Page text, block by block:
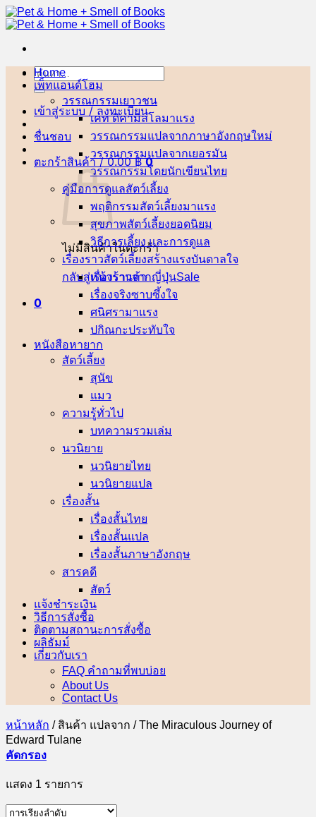
ข้าม
ไป
เนื้อหา
ค้นหา:
เข้าสู่ระบบ / ลงทะเบียน
ชื่นชอบ
ตะกร้าสินค้า /0.00฿ 0
ไม่มีสินค้าในตะกร้า
กลับสู่หน้าร้านค้า
0
Home
เพ็ทแอนด์โฮม
วรรณกรรมเยาวชน
เคท ดิคามิลโล
วรรณกรรมแปลจากภาษาอังกฤษ
วรรณกรรมแปลจากเยอรมัน
วรรณกรรมโดยนักเขียนไทย
คู่มือการดูแลสัตว์เลี้ยง
พฤติกรรมสัตว์เลี้ยง
สุขภาพสัตว์เลี้ยง
วิธีการเลี้ยง และการดูแล
เรื่องราวสัตว์เลี้ยงสร้างแรงบันดาลใจ
เรื่องราวจากญี่ปุ่น
เรื่องจริงซาบซึ้งใจ
ศนิศรา
ปกิณกะประทับใจ
หนังสือหายาก
สัตว์เลี้ยง
สุนัข
แมว
ความรู้ทั่วไป
บทความรวมเล่ม
นวนิยาย
นวนิยายไทย
นวนิยายแปล
เรื่องสั้น
เรื่องสั้นไทย
เรื่องสั้นแปล
เรื่องสั้นภาษาอังกฤษ
สารคดี
สัตว์
แจ้งชำระเงิน
วิธีการสั่งซื้อ
ติดตามสถานะการสั่งซื้อ
ผลิธัมม์
เกี่ยวกับเรา
FAQ คำถามที่พบบ่อย
About Us
Contact Us
หน้าหลัก /สินค้า แปลจาก /The Miraculous Journey of
Edward Tulane
คัดกรอง
แสดง 1 รายการ